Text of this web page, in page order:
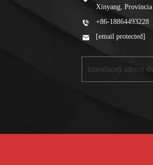
Xinyang, Provincia
+86-18864493228
[email protected]